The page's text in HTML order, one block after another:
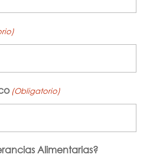
(Obligatorio)
Alimentarias?